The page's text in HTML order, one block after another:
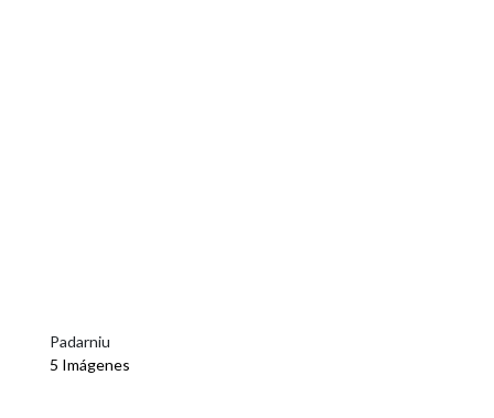
Padarniu
5 Imágenes